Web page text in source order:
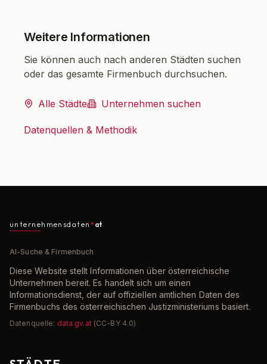
Weitere Informationen
Sie können auch nach anderen Städten suchen
oder das gesamte Firmenbuch durchsuchen.
Alle Städte Unternehmen suchen
Datenquellen & Methodik
unternehmensdaten at
AI-Suche & Firmenbuch
Diese Website stellt Informationen über österreichische
Unternehmen bereit. Es handelt sich um einen
Informationsdienst, der auf offiziellen amtlichen Daten des
Firmenbuchs des österreichischen Justizministeriums basiert.
Datenquelle: data.gv.at (CC-BY 4.0)